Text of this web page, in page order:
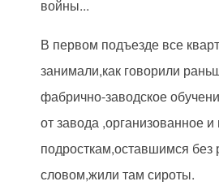
войны...
В первом подъезде все
занимали,как говорили
фабрично-заводское
от завода ,организованное
подросткам,оставшимся
словом,жили там сироты.